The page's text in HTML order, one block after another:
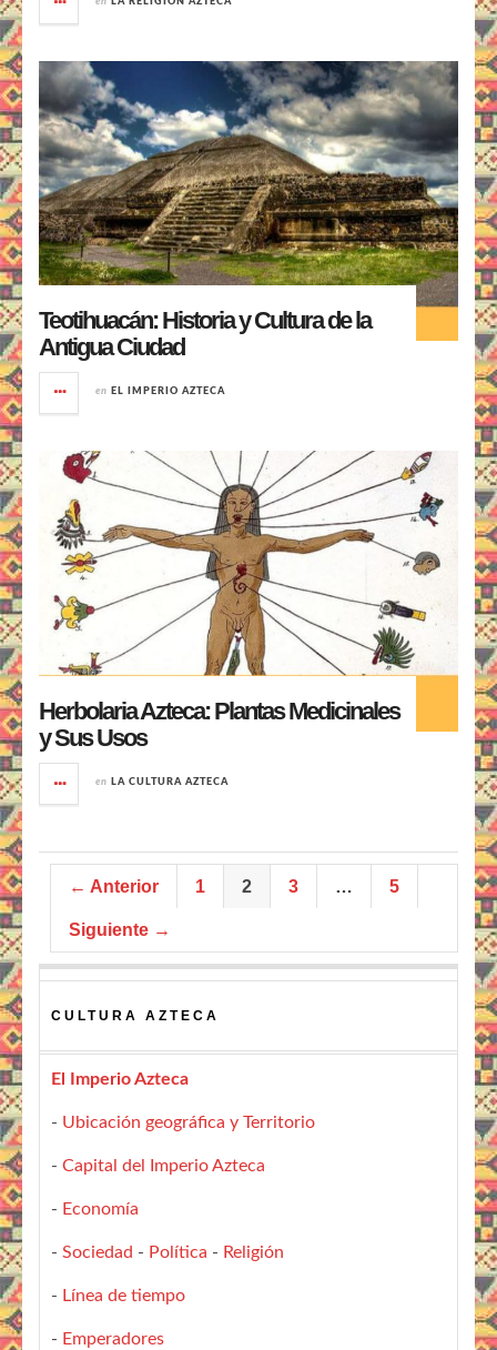
Teotihuacán: Historia y Cultura de la
Antigua Ciudad
en EL IMPERIO AZTECA
Herbolaria Azteca: Plantas Medicinales
y Sus Usos
en LA CULTURA AZTECA
← Anterior 1 2 3 … 5
Siguiente →
CULTURA AZTECA
El Imperio Azteca
- Ubicación geográfica y Territorio
- Capital del Imperio Azteca
- Economía
- Sociedad - Política - Religión
- Línea de tiempo
- Emperadores